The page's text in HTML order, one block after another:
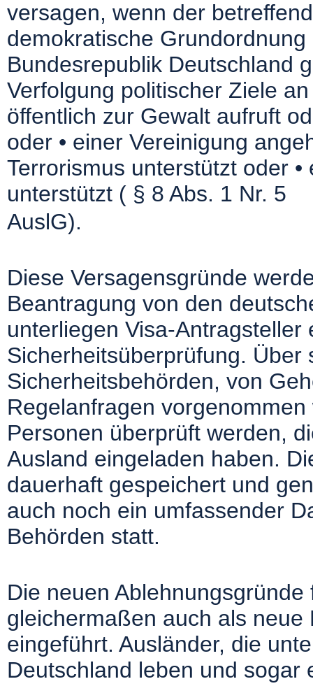
versagen, wenn der
demokratische
Bundesrepublik Deutschland
Verfolgung politischer Ziele
öffentlich zur Gewalt aufruft
oder • einer Vereinigung
Terrorismus unterstützt oder
unterstützt ( § 8 Abs. 1 Nr. 5
AuslG).
Diese Versagensgründe
Beantragung von den
unterliegen Visa-Antragsteller
Sicherheitsüberprüfung. Über
Sicherheitsbehörden, von
Regelanfragen
Personen überprüft werden,
Ausland eingeladen haben.
dauerhaft gespeichert und
auch noch ein umfassender
Behörden statt.
Die neuen
gleichermaßen auch als
eingeführt. Ausländer, die
Deutschland leben und sogar